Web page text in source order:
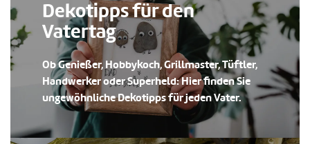
Dekotipps für den
Vatertag
Ob Genießer, Hobbykoch, Grillmaster, Tüftler,
Handwerker oder Superheld: Hier finden Sie
ungewöhnliche Dekotipps für jeden Vater.